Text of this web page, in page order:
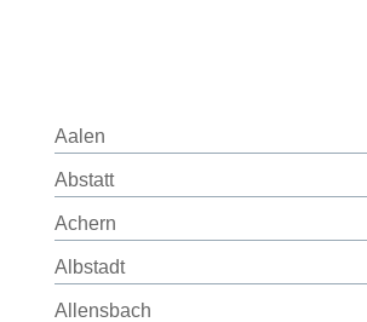
Aalen
Abstatt
Achern
Albstadt
Allensbach